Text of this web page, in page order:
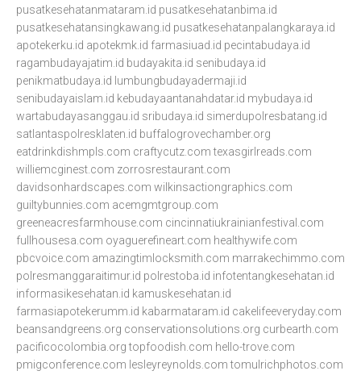
pusatkesehatanmataram.id pusatkesehatanbima.id
pusatkesehatansingkawang.id pusatkesehatanpalangkaraya.id
apotekerku.id apotekmk.id farmasiuad.id pecintabudaya.id
ragambudayajatim.id budayakita.id senibudaya.id
penikmatbudaya.id lumbungbudayadermaji.id
senibudayaislam.id kebudayaantanahdatar.id mybudaya.id
wartabudayasanggau.id sribudaya.id simerdupolresbatang.id
satlantaspolresklaten.id buffalogrovechamber.org
eatdrinkdishmpls.com craftycutz.com texasgirlreads.com
williemcginest.com zorrosrestaurant.com
davidsonhardscapes.com wilkinsactiongraphics.com
guiltybunnies.com acemgmtgroup.com
greeneacresfarmhouse.com cincinnatiukrainianfestival.com
fullhousesa.com oyaguerefineart.com healthywife.com
pbcvoice.com amazingtimlocksmith.com marrakechimmo.com
polresmanggaraitimur.id polrestoba.id infotentangkesehatan.id
informasikesehatan.id kamuskesehatan.id
farmasiapotekerumm.id kabarmataram.id cakelifeeveryday.com
beansandgreens.org conservationsolutions.org curbearth.com
pacificocolombia.org topfoodish.com hello-trove.com
pmigconference.com lesleyreynolds.com tomulrichphotos.com